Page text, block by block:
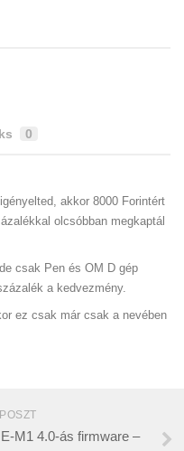
0
akkor 8000 Forintért
olcsóbban megkaptál
csak Pen és OM D gép
a kedvezmény.
ez csak már csak a nevében
M1 4.0-ás firmware –